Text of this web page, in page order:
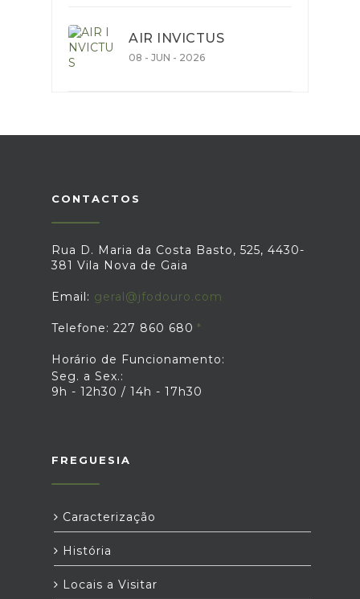
AIR INVICTUS
08 - JUN - 2026
CONTACTOS
Rua D. Maria da Costa Basto, 525, 4430-
381 Vila Nova de Gaia
Email: geral@jfodouro.com
Telefone: 227 860 680
Horário de Funcionamento:
Seg. a Sex.:
9h - 12h30 / 14h - 17h30
FREGUESIA
Caracterização
História
Locais a Visitar